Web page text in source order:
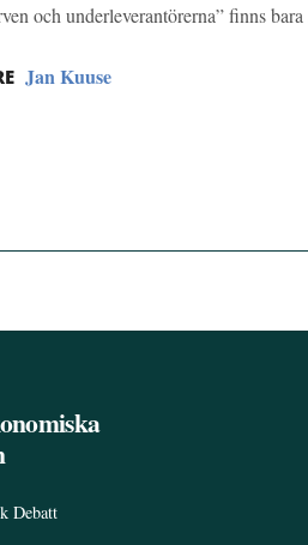
och underleverantörerna” finns
Jan Kuuse
Debatt